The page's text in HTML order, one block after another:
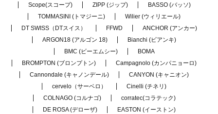
Scope(スコープ)
ZIPP (ジップ)
BASSO (バッソ)
TOMMASINI (トマジーニ)
Wilier (ウィリエール)
DT SWISS（DTスイス）
FFWD
ANCHOR (アンカー)
ARGON18 (アルゴン 18)
Bianchi (ビアンキ)
BMC (ビーエムシー)
BOMA
BROMPTON (ブロンプトン)
Campagnolo (カンパニョーロ)
Cannondale (キャノンデール)
CANYON (キャニオン)
cervelo（サーベロ）
Cinelli (チネリ)
COLNAGO (コルナゴ)
corratec(コラテック)
DE ROSA (デローザ)
EASTON (イーストン)